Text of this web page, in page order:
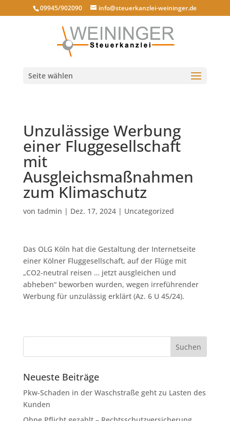
09945/902090 info@steuerkanzlei-weininger.de
Seite wählen
Unzulässige Werbung
einer Fluggesellschaft
mit
Ausgleichsmaßnahmen
zum Klimaschutz
von tadmin | Dez. 17, 2024| Uncategorized
Das OLG Köln hat die Gestaltung der Internetseite
einer Kölner Fluggesellschaft, auf der Flüge mit
„CO2-neutral reisen … jetzt ausgleichen und
abheben“ beworben wurden, wegen irreführender
Werbung für unzulässig erklärt (Az. 6 U 45/24).
Neueste Beiträge
Pkw-Schaden in der Waschstraße geht zu Lasten des
Kunden